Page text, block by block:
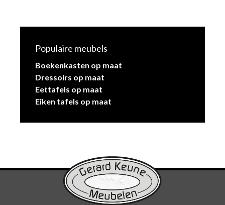
Populaire meubels
Boekenkasten op maat
Dressoirs op maat
Eettafels op maat
Eiken tafels op maat